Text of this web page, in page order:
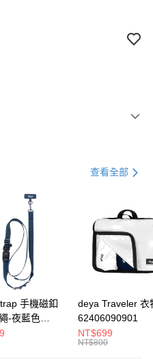
21家銀行
第一商業銀行
彰化商業銀行
台北富邦商業銀行
兆豐國際商業銀行
台中商業銀行
華泰商業銀行
遠東國際商業銀行
查看全部
手機磁釦
-夜藍色
deya Traveler 衣
62406090901
NT$699
NT$800